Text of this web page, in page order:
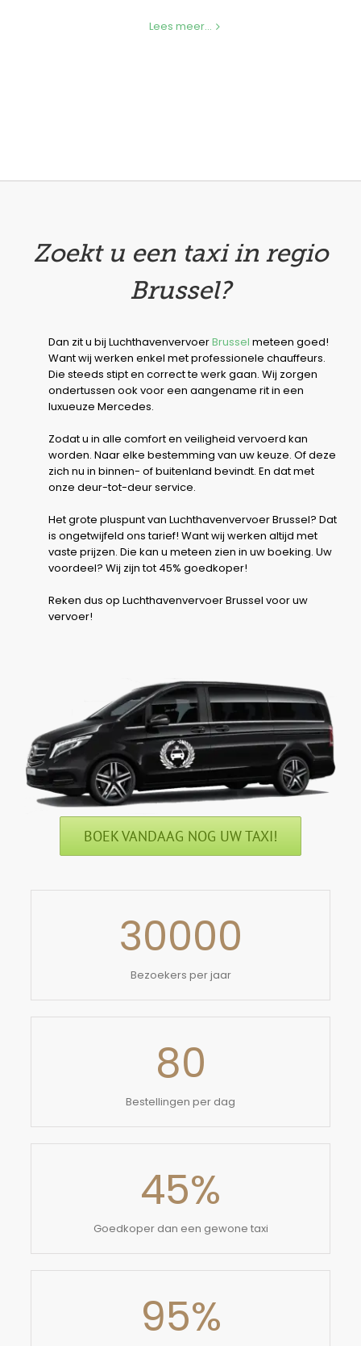
Lees meer...
Zoekt u een taxi in regio
Brussel?
Dan zit u bij LuchthavenvervoerBrussel meteen goed!
Want wij werken enkel met professionele chauffeurs.
Die steeds stipt en correct te werk gaan. Wij zorgen
ondertussen ook voor een aangename rit in een
luxueuze Mercedes.
Zodat u in alle comfort en veiligheid vervoerd kan
worden. Naar elke bestemming van uw keuze. Of deze
zich nu in binnen- of buitenland bevindt. En dat met
onze deur-tot-deur service.
Het grote pluspunt van Luchthavenvervoer Brussel? Dat
is ongetwijfeld ons tarief! Want wij werken altijd met
vaste prijzen. Die kan u meteen zien in uw boeking. Uw
voordeel? Wij zijn tot 45% goedkoper!
Reken dus op Luchthavenvervoer Brussel voor uw
vervoer!
BOEK VANDAAG NOG UW TAXI!
30000
Bezoekers per jaar
80
Bestellingen per dag
45%
Goedkoper dan een gewone taxi
95%